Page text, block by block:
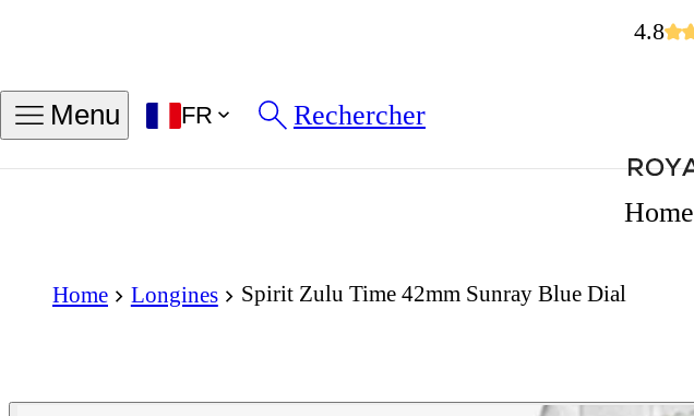
4.8
Menu FR Rechercher
Home
Home Longines Spirit Zulu Time 42mm Sunray Blue Dial